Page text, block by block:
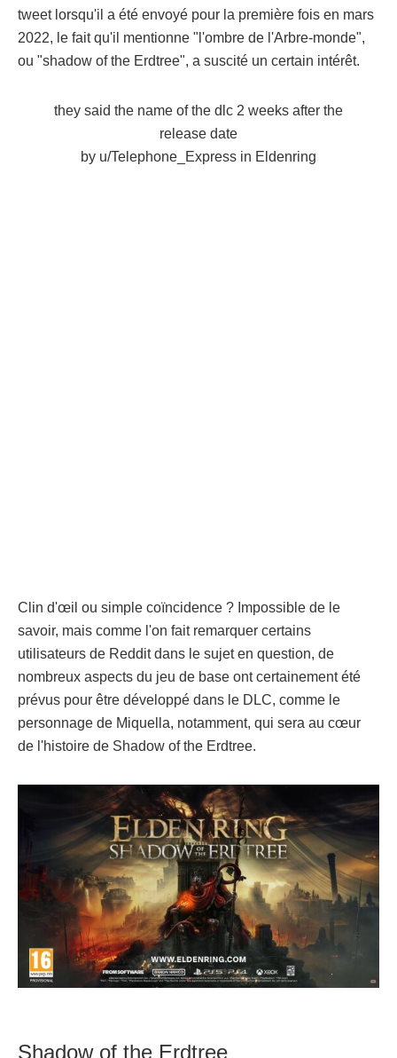
tweet lorsqu'il a été envoyé pour la première fois en mars
2022, le fait qu'il mentionne "l'ombre de l'Arbre-monde",
ou "shadow of the Erdtree", a suscité un certain intérêt.
they said the name of the dlc 2 weeks after the
release date
by u/Telephone_Express in Eldenring
Clin d'œil ou simple coïncidence ? Impossible de le
savoir, mais comme l'on fait remarquer certains
utilisateurs de Reddit dans le sujet en question, de
nombreux aspects du jeu de base ont certainement été
prévus pour être développé dans le DLC, comme le
personnage de Miquella, notamment, qui sera au cœur
de l'histoire de Shadow of the Erdtree.
Shadow of the Erdtree